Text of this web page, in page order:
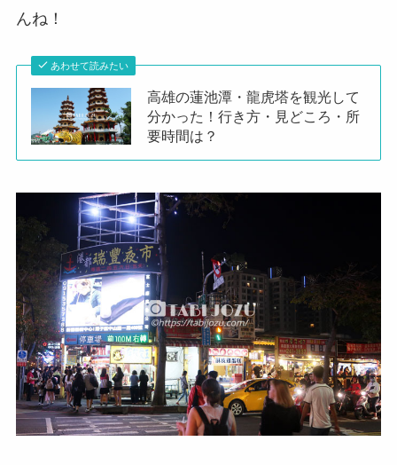
んね！
あわせて読みたい
高雄の蓮池潭・龍虎塔を観光して
分かった！行き方・見どころ・所
要時間は？